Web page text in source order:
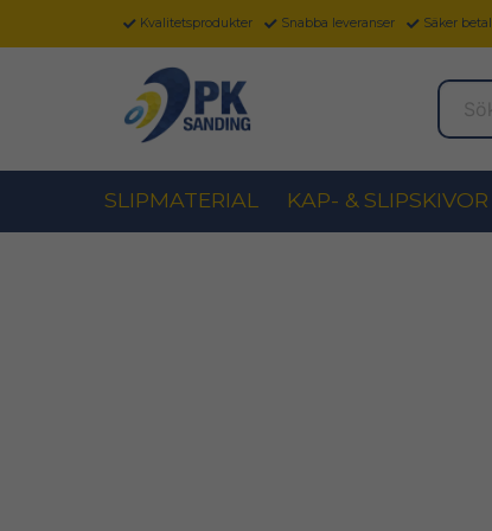
Kvalitetsprodukter Snabba leveranser Säker
Sök...
SLIPMATERIAL KAP- & SLIPSKIVOR